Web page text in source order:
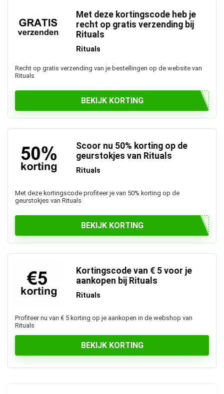
Met deze kortingscode heb je
recht op gratis verzending bij
Rituals
Rituals
Recht op gratis verzending van je bestellingen op de website van
Rituals
BEKIJK KORTING
Scoor nu 50% korting op de
geurstokjes van Rituals
Rituals
Met deze kortingscode profiteer je van 50% korting op de
geurstokjes van Rituals
BEKIJK KORTING
Kortingscode van € 5 voor je
aankopen bij Rituals
Rituals
Profiteer nu van € 5 korting op je aankopen in de webshop van
Rituals
BEKIJK KORTING